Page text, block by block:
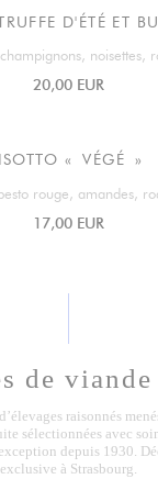
D'ÉTÉ ET
noisettes,
20,00 EUR
« VÉGÉ »
rouge, amandes,
17,00 EUR
de
raisonnés
sélectionnées avec
depuis 1930.
exclusive à Strasbourg.